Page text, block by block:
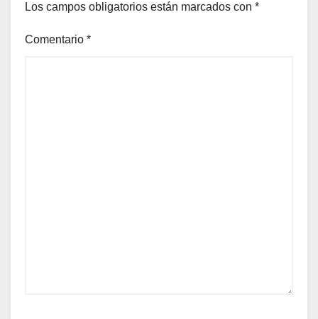
Los campos obligatorios están marcados con *
Comentario *